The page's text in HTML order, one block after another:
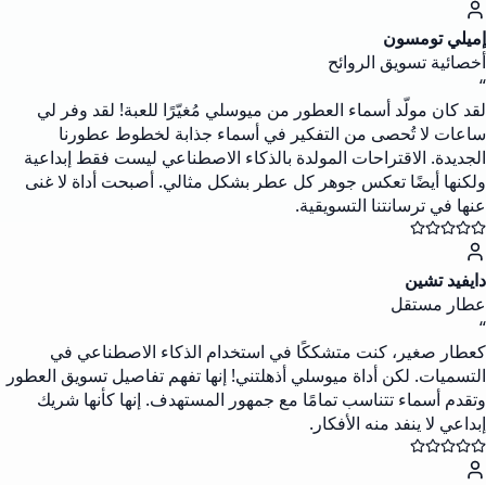
إميلي تومسون
أخصائية تسويق الروائح
“
لقد كان مولّد أسماء العطور من ميوسلي مُغيّرًا للعبة! لقد وفر لي
ساعات لا تُحصى من التفكير في أسماء جذابة لخطوط عطورنا
الجديدة. الاقتراحات المولدة بالذكاء الاصطناعي ليست فقط إبداعية
ولكنها أيضًا تعكس جوهر كل عطر بشكل مثالي. أصبحت أداة لا غنى
عنها في ترسانتنا التسويقية.
دايفيد تشين
عطار مستقل
“
كعطار صغير، كنت متشككًا في استخدام الذكاء الاصطناعي في
التسميات. لكن أداة ميوسلي أذهلتني! إنها تفهم تفاصيل تسويق العطور
وتقدم أسماء تتناسب تمامًا مع جمهور المستهدف. إنها كأنها شريك
إبداعي لا ينفد منه الأفكار.